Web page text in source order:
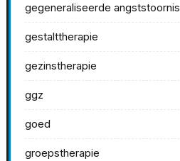
gegeneraliseerde angststoornis
gestalttherapie
gezinstherapie
ggz
goed
groepstherapie